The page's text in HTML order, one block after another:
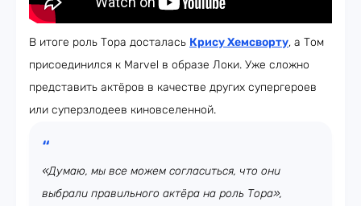
В итоге роль Тора досталась Крису Хемсворту, а Том
присоединился к Marvel в образе Локи. Уже сложно
представить актёров в качестве других супергероев
или суперзлодеев киновселенной.
«Думаю, мы все можем согласиться, что они
выбрали правильного актёра на роль Тора»,